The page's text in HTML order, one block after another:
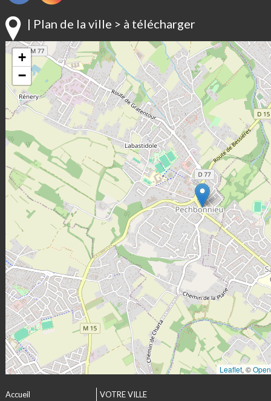
| Plan de la ville > à télécharger
+
−
Leaflet, ©
Accueil
VOTRE VILLE